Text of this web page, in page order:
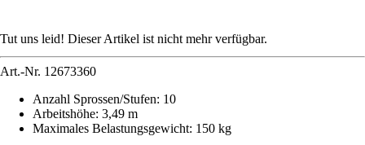
Tut uns leid! Dieser Artikel ist nicht mehr verfügbar.
Art.-Nr. 12673360
Anzahl Sprossen/Stufen: 10
Arbeitshöhe: 3,49 m
Maximales Belastungsgewicht: 150 kg